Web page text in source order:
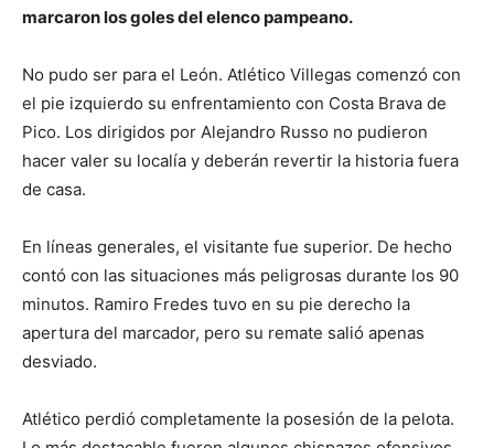
marcaron los goles del elenco pampeano.
No pudo ser para el León. Atlético Villegas comenzó con
el pie izquierdo su enfrentamiento con Costa Brava de
Pico. Los dirigidos por Alejandro Russo no pudieron
hacer valer su localía y deberán revertir la historia fuera
de casa.
En líneas generales, el visitante fue superior. De hecho
contó con las situaciones más peligrosas durante los 90
minutos. Ramiro Fredes tuvo en su pie derecho la
apertura del marcador, pero su remate salió apenas
desviado.
Atlético perdió completamente la posesión de la pelota.